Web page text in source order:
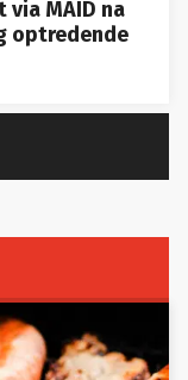
optredende